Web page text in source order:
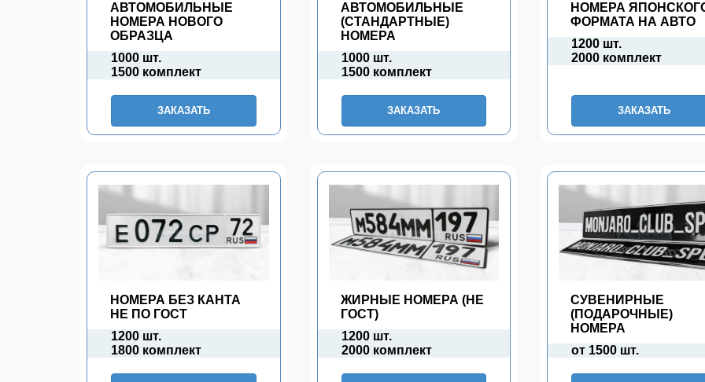
АВТОМОБИЛЬНЫЕ
НОМЕРА НОВОГО
ОБРАЗЦА
1000 шт.
1500 комплект
ЗАКАЗАТЬ
АВТОМОБИЛЬНЫЕ
(СТАНДАРТНЫЕ)
НОМЕРА
1000 шт.
1500 комплект
ЗАКАЗАТЬ
НОМЕРА
ФОРМАТА НА АВТО
1200 шт.
2000 комплект
ЗАКАЗАТЬ
НОМЕРА БЕЗ КАНТА
НЕ ПО ГОСТ
1200 шт.
1800 комплект
ЖИРНЫЕ НОМЕРА (НЕ
ГОСТ)
1200 шт.
2000 комплект
СУВЕНИРНЫЕ
(ПОДАРОЧНЫЕ)
НОМЕРА
от 1500 шт.